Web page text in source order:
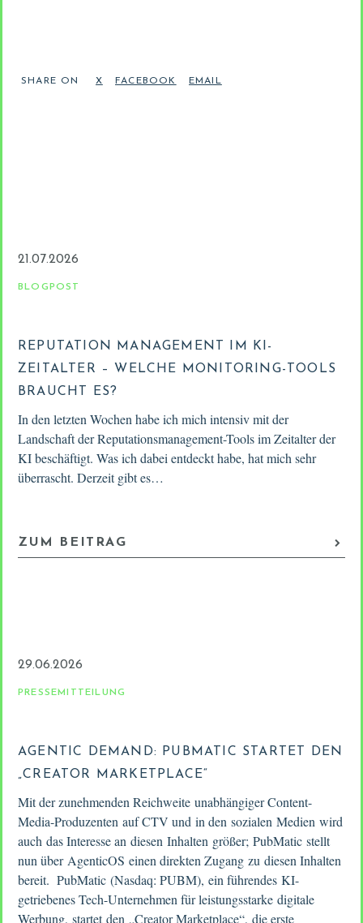
SHARE ON
21.07.2026
BLOGPOST
REPUTATION MANAGEMENT IM KI-
ZEITALTER – WELCHE MONITORING-TOOLS
BRAUCHT ES?
In den letzten Wochen habe ich mich intensiv mit der
Landschaft der Reputationsmanagement-Tools im Zeitalter der
KI beschäftigt. Was ich dabei entdeckt habe, hat mich sehr
überrascht. Derzeit gibt es…
ZUM BEITRAG
29.06.2026
PRESSEMITTEILUNG
AGENTIC DEMAND: PUBMATIC STARTET DEN
„CREATOR MARKETPLACE“
Mit der zunehmenden Reichweite unabhängiger Content-
Media-Produzenten auf CTV und in den sozialen Medien wird
auch das Interesse an diesen Inhalten größer; PubMatic stellt
nun über AgenticOS einen direkten Zugang zu diesen Inhalten
bereit. PubMatic (Nasdaq: PUBM), ein führendes KI-
getriebenes Tech-Unternehmen für leistungsstarke digitale
Werbung, startet den „Creator Marketplace“, die erste